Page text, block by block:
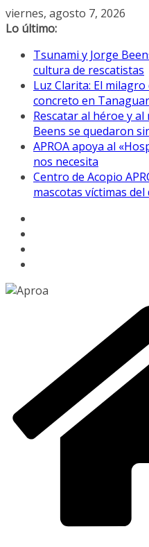
Saltar
al
viernes, agosto 7, 2026
Lo último:
Tsunami y Jorge
cultura de rescatistas
Luz Clarita: El
concreto en
Rescatar al héroe y
Beens se quedaron
APROA apoya al
nos necesita
Centro de Acopio
mascotas víctimas